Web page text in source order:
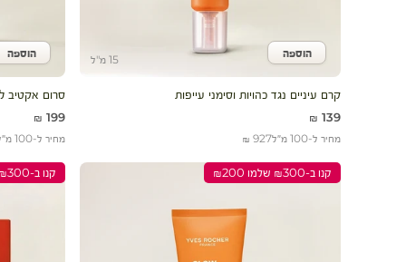
15 מ"ל הוסף לעגלההוספה
קרם עיניים נגד כהויות וסימני עייפות
מחיר מבצע
139 ₪
מחיר ל-100 מ״ל 927 ₪
הוספה
סרום אקטיב
מחיר מבצע
199 ₪
מחיר ל-100 מ״ל
קנו ב-₪300 שלמו ₪200 קנו ב-₪300 שלמו ₪200